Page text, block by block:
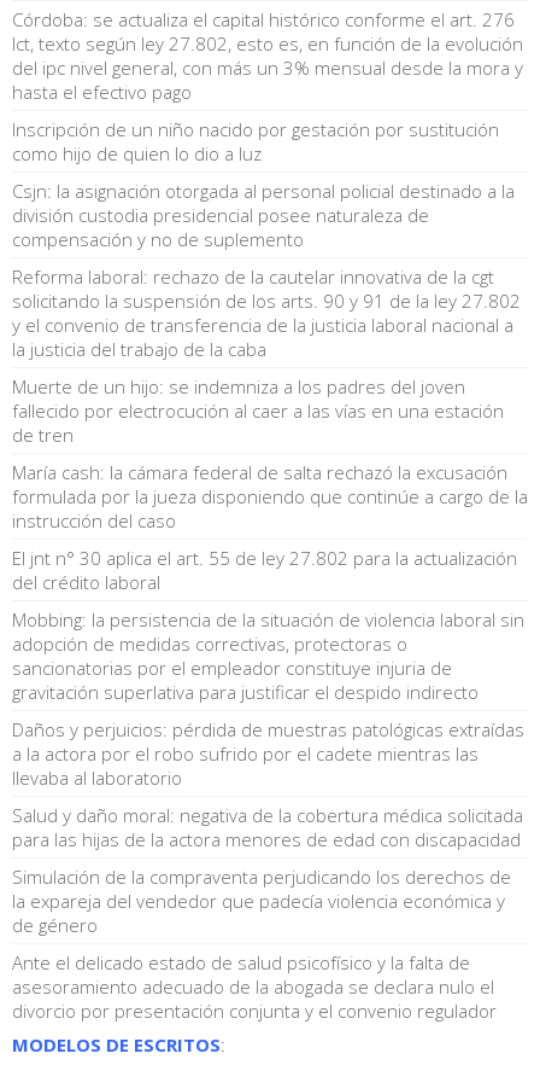
Córdoba: se actualiza el capital histórico conforme el art. 276
lct, texto según ley 27.802, esto es, en función de la evolución
del ipc nivel general, con más un 3% mensual desde la mora y
hasta el efectivo pago
Inscripción de un niño nacido por gestación por sustitución
como hijo de quien lo dio a luz
Csjn: la asignación otorgada al personal policial destinado a la
división custodia presidencial posee naturaleza de
compensación y no de suplemento
Reforma laboral: rechazo de la cautelar innovativa de la cgt
solicitando la suspensión de los arts. 90 y 91 de la ley 27.802
y el convenio de transferencia de la justicia laboral nacional a
la justicia del trabajo de la caba
Muerte de un hijo: se indemniza a los padres del joven
fallecido por electrocución al caer a las vías en una estación
de tren
María cash: la cámara federal de salta rechazó la excusación
formulada por la jueza disponiendo que continúe a cargo de la
instrucción del caso
El jnt n° 30 aplica el art. 55 de ley 27.802 para la actualización
del crédito laboral
Mobbing: la persistencia de la situación de violencia laboral sin
adopción de medidas correctivas, protectoras o
sancionatorias por el empleador constituye injuria de
gravitación superlativa para justificar el despido indirecto
Daños y perjuicios: pérdida de muestras patológicas extraídas
a la actora por el robo sufrido por el cadete mientras las
llevaba al laboratorio
Salud y daño moral: negativa de la cobertura médica solicitada
para las hijas de la actora menores de edad con discapacidad
Simulación de la compraventa perjudicando los derechos de
la expareja del vendedor que padecía violencia económica y
de género
Ante el delicado estado de salud psicofísico y la falta de
asesoramiento adecuado de la abogada se declara nulo el
divorcio por presentación conjunta y el convenio regulador
MODELOS DE ESCRITOS: